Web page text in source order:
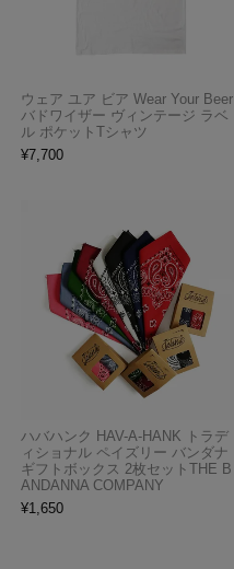
ウェア ユア ビア Wear Your Beer
バドワイザー ヴィンテージ ラベ
ル ポケットTシャツ
¥7,700
ハバハンク HAV-A-HANK トラデ
ィショナル ペイズリー バンダナ
ギフトボックス 2枚セットTHE B
ANDANNA COMPANY
¥1,650